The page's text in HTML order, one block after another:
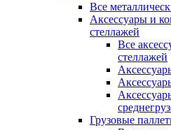
Все
Аксессуары и
стеллажей
Все
стеллажей
Грузовые